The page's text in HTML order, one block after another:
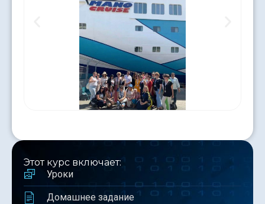
Этот курс включает:
Уроки
Домашнее задание